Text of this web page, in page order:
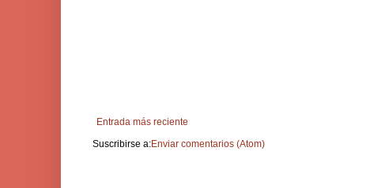
Entrada más reciente
Suscribirse a:Enviar comentarios (Atom)